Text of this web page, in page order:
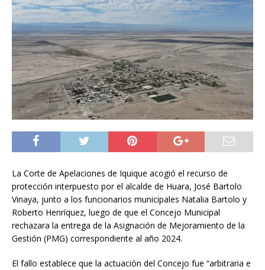
La Corte de Apelaciones de Iquique acogió el recurso de
protección interpuesto por el alcalde de Huara, José Bartolo
Vinaya, junto a los funcionarios municipales Natalia Bartolo y
Roberto Henríquez, luego de que el Concejo Municipal
rechazara la entrega de la Asignación de Mejoramiento de la
Gestión (PMG) correspondiente al año 2024.
El fallo establece que la actuación del Concejo fue “arbitraria e